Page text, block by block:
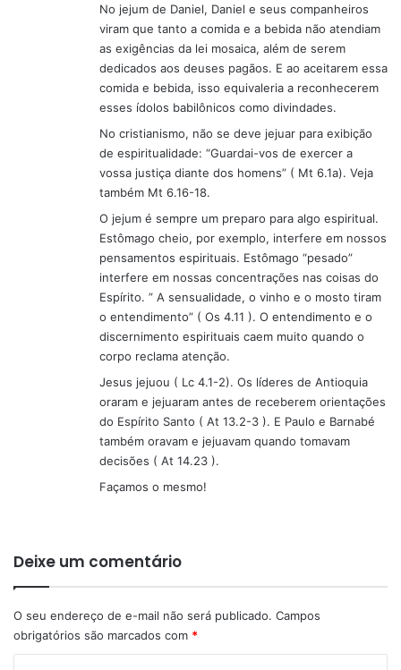
No jejum de Daniel, Daniel e seus companheiros
viram que tanto a comida e a bebida não atendiam
as exigências da lei mosaica, além de serem
dedicados aos deuses pagãos. E ao aceitarem essa
comida e bebida, isso equivaleria a reconhecerem
esses ídolos babilônicos como divindades.
No cristianismo, não se deve jejuar para exibição
de espiritualidade: “Guardai-vos de exercer a
vossa justiça diante dos homens” ( Mt 6.1a). Veja
também Mt 6.16-18.
O jejum é sempre um preparo para algo espiritual.
Estômago cheio, por exemplo, interfere em nossos
pensamentos espirituais. Estômago “pesado”
interfere em nossas concentrações nas coisas do
Espírito. ” A sensualidade, o vinho e o mosto tiram
o entendimento” ( Os 4.11 ). O entendimento e o
discernimento espirituais caem muito quando o
corpo reclama atenção.
Jesus jejuou ( Lc 4.1-2). Os líderes de Antioquia
oraram e jejuaram antes de receberem orientações
do Espírito Santo ( At 13.2-3 ). E Paulo e Barnabé
também oravam e jejuavam quando tomavam
decisões ( At 14.23 ).
Façamos o mesmo!
Deixe um comentário
O seu endereço de e-mail não será publicado. Campos
obrigatórios são marcados com *